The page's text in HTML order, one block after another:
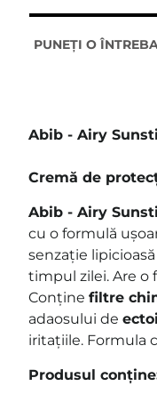
PUNEȚI O
Abib - Airy
Cremă de
Abib - Airy
cu o formulă
senzație
timpul zilei. Are o
Conține filtre
adaosului de
iritațiile. Formula
Produsul